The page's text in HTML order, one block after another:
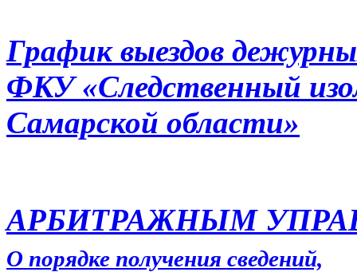
График выездов
ФКУ «Следственный
Самарской области»
АРБИТРАЖНЫМ
О порядке получения сведений,